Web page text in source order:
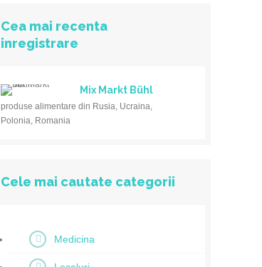
Cea mai recenta
inregistrare
Mix Markt Bühl
produse alimentare din Rusia, Ucraina,
Polonia, Romania
Cele mai cautate categorii
Medicina